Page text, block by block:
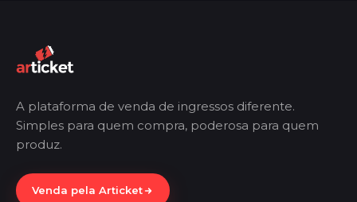
A plataforma de venda de ingressos diferente.
Simples para quem compra, poderosa para quem
produz.
Venda pela Articket